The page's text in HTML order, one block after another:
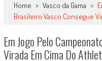
Home > Vasco da Gama >
Brasileiro Vasco Consegue
Em Jogo Pelo
Virada Em Cima Do